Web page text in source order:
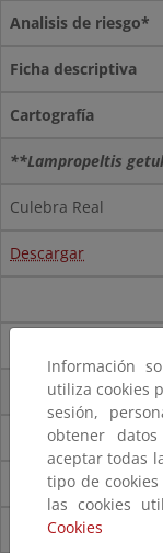
Analisis de riesgo*
Ficha descriptiva
Cartografía
**Lampropeltis
Culebra Real
Descargar
Trachemys scripta
Galápago
Descargar
Descargar(pdf)
Información
utiliza cookies
sesión,
obtener
aceptar todas
tipo de
las cookies
Cookies